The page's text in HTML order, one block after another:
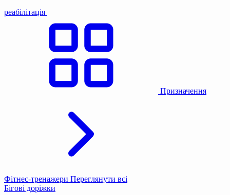
реабілітація
Призначення
Фітнес-тренажери Переглянути всі
Бігові доріжки